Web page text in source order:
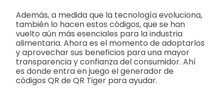
Además, a medida que la tecnología evoluciona,
también lo hacen estos códigos, que se han
vuelto aún más esenciales para la industria
alimentaria. Ahora es el momento de adoptarlos
y aprovechar sus beneficios para una mayor
transparencia y confianza del consumidor. Ahí
es donde entra en juego el generador de
códigos QR de QR Tiger para ayudar.